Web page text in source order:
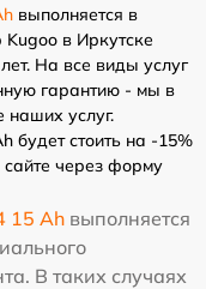
выполняется в
в Иркутске
На все виды услуг
гарантию - мы в
наших услуг.
будет стоить на -15%
через форму
15 Ah выполняется
В таких случаях